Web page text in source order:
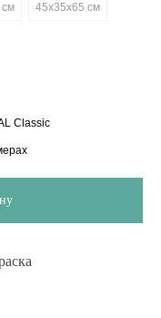
см 45х35х65 см
Classic